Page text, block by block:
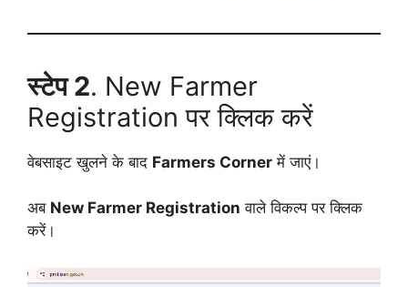
स्टेप 2. New Farmer
Registration पर क्लिक करें
वेबसाइट खुलने के बाद Farmers Corner में जाएं।
अब New Farmer Registration वाले विकल्प पर क्लिक
करें।